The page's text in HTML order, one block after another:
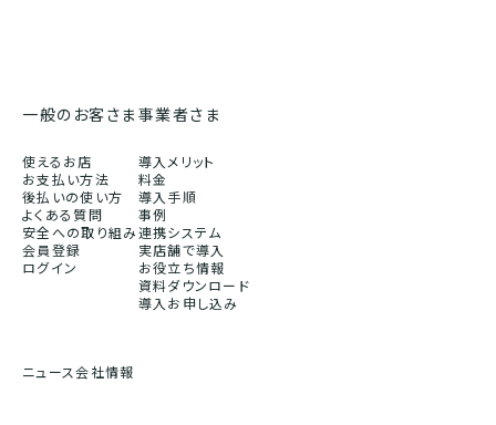
一般のお客さま
使えるお店
お支払い方法
後払いの使い方
よくある質問
安全への取り組み
会員登録
ログイン
事業者さま
導入メリット
料金
導入手順
事例
連携システム
実店舗で導入
お役立ち情報
資料ダウンロード
導入お申し込み
ニュース会社情報